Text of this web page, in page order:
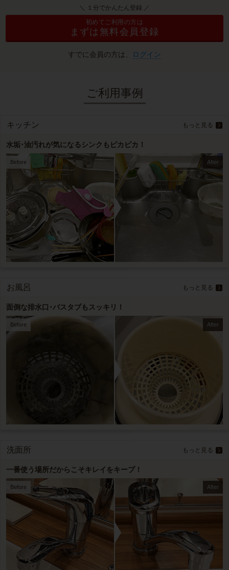
＼ １分でかんたん登録 ／
初めてご利用の方は
まずは無料会員登録
すでに会員の方は、 ログイン
ご利用事例
キッチン もっと見る
水垢･油汚れが気になるシンクもピカピカ！
Before After
お風呂 もっと見る
面倒な排水口･バスタブもスッキリ！
Before After
洗面所 もっと見る
一番使う場所だからこそキレイをキープ！
Before After